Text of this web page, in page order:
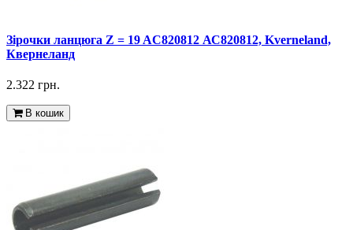
Зірочки ланцюга Z = 19 AC820812 АС820812, Kverneland,
Квернеланд
2.322 грн.
В кошик